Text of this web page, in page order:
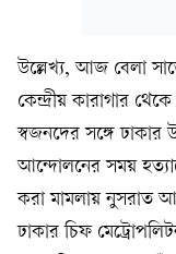
উল্লেখ্য, আজ বেলা
কেন্দ্রীয় কারাগার
স্বজনদের সঙ্গে ঢাকার
আন্দোলনের সময়
করা মামলায় নুসরাত
ঢাকার চিফ